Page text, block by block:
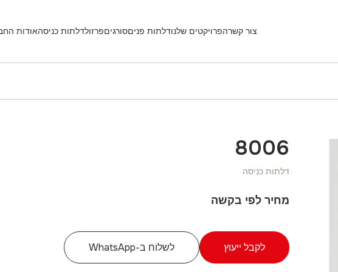
אודותדלתות כניסהפרזולסורגיםדלתות פניםהפרויקטים שלנוצור קשר
8006
דלתות כניסה
מחיר לפי בקשה
לקבל ייעוץ לשלוח ב-WhatsApp